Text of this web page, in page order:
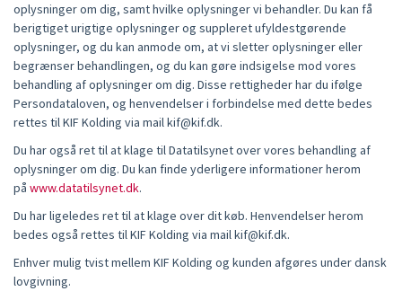
oplysninger om dig, samt hvilke oplysninger vi behandler. Du kan få
berigtiget urigtige oplysninger og suppleret ufyldestgørende
oplysninger, og du kan anmode om, at vi sletter oplysninger eller
begrænser behandlingen, og du kan gøre indsigelse mod vores
behandling af oplysninger om dig. Disse rettigheder har du ifølge
Persondataloven, og henvendelser i forbindelse med dette bedes
rettes til KIF Kolding via mailkif@kif.dk.
Du har også ret til at klage til Datatilsynet over vores behandling af
oplysninger om dig. Du kan finde yderligere informationer herom
på www.datatilsynet.dk.
Du har ligeledes ret til at klage over dit køb. Henvendelser herom
bedes også rettes til KIF Kolding via mailkif@kif.dk.
Enhver mulig tvist mellem KIF Kolding og kunden afgøres under dansk
lovgivning.